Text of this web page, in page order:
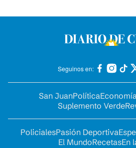
Seguinos en:
San JuanPolítica
Suplemento Verde
PolicialesPasión Deportiva
El MundoRecetasEn